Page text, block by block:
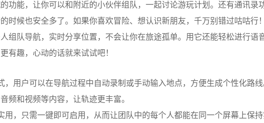
功能，让你可以和附近的小伙伴组队，一起讨论游玩计划。还有通讯录
时候也安全多了。如果你喜欢冒险、想认识新朋友，千万别错过咕咕行
组队导航，实时分享位置，不会让你在旅途孤单。用它还能轻松进行语
有趣，心动的话就来试试吧！
，用户可以在导航过程中自动录制或手动输入地点，方便生成个性化路
频和视频等内容，让轨迹更丰富。
用，只需一键即可启用，从而让团队中的每个人都能在同一个屏幕上保